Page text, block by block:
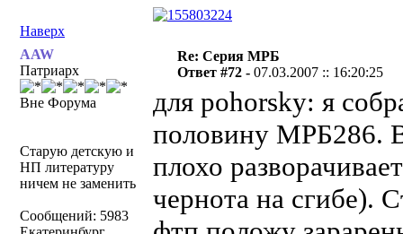
Наверх
AAW
Патриарх
Вне Форума
Старую детскую и
НП литературу
ничем не заменить
Сообщений: 5983
Re: Серия МРБ
Ответ #72 -07.03.2007 :: 16:20:25
для pohorsky: я
половину МРБ286.
плохо
чернота на сгибе).